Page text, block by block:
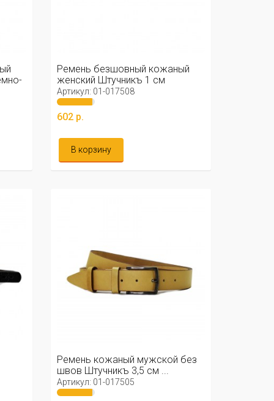
Ремень безшовный кожаный
женский Штучникъ 1 см
(черный)
Артикул: 01-017508
602 р.
В корзину
Ремень кожаный мужской без
швов Штучникъ 3,5 см ...
Артикул: 01-017505